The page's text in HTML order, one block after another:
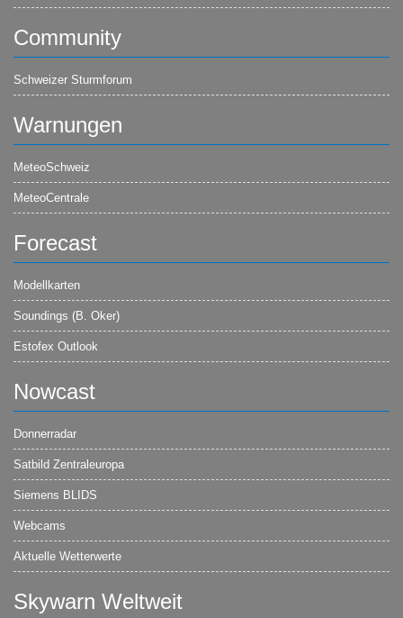
Community
Schweizer Sturmforum
Warnungen
MeteoSchweiz
MeteoCentrale
Forecast
Modellkarten
Soundings (B. Oker)
Estofex Outlook
Nowcast
Donnerradar
Satbild Zentraleuropa
Siemens BLIDS
Webcams
Aktuelle Wetterwerte
Skywarn Weltweit